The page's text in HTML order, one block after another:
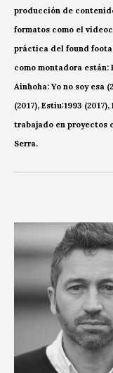
producción de
formatos como el
práctica del found
como montadora están:
Ainhoha: Yo no soy esa
(2017), Estiu:1993
trabajado en proyectos
Serra.